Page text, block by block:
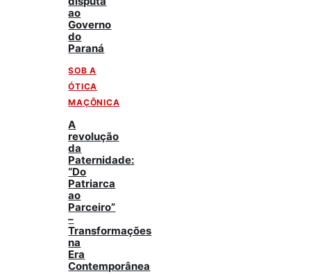
ao
Governo
do
Paraná
SOB A
ÓTICA
MAÇÔNICA
A
revolução
da
Paternidade:
“Do
Patriarca
ao
Parceiro”
–
Transformações
na
Era
Contemporânea